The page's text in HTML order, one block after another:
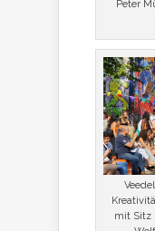
Peter
mit Sitz